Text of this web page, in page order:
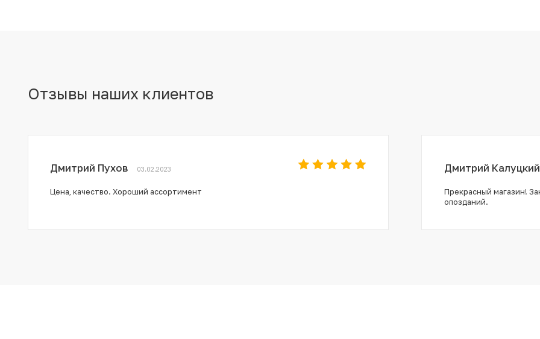
Отзывы наших клиентов
Дмитрий Пухов 03.02.2023
Цена, качество. Хороший ассортимент
Дмитрий Калуцкий
Прекрасный магазин!
опозданий.